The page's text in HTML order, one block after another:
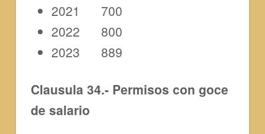
2021 700
2022 800
2023 889
Clausula 34.- Permisos con goce
de salario